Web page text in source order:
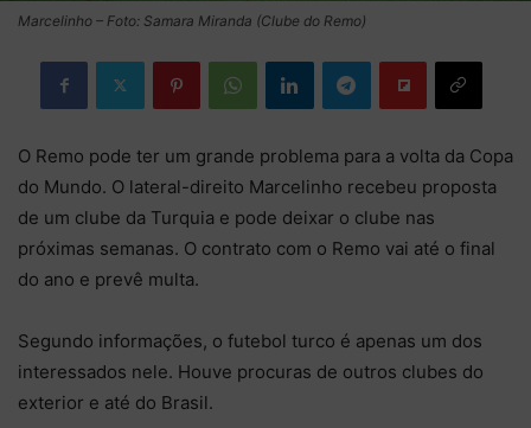
Marcelinho – Foto: Samara Miranda (Clube do Remo)
O Remo pode ter um grande problema para a volta da Copa
do Mundo. O lateral-direito Marcelinho recebeu proposta
de um clube da Turquia e pode deixar o clube nas
próximas semanas. O contrato com o Remo vai até o final
do ano e prevê multa.
Segundo informações, o futebol turco é apenas um dos
interessados nele. Houve procuras de outros clubes do
exterior e até do Brasil.